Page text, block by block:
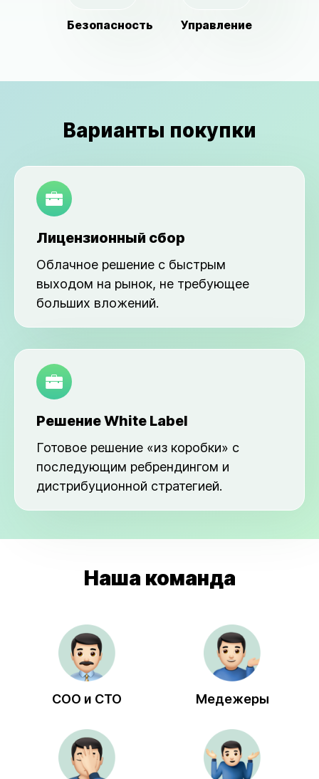
Безопасность Управление
Варианты покупки
Лицензионный сбор
Облачное решение с быстрым
выходом на рынок, не требующее
больших вложений.
Решение White Label
Готовое решение «из коробки» с
последующим ребрендингом и
дистрибуционной стратегией.
Наша команда
COO и CTO Медежеры